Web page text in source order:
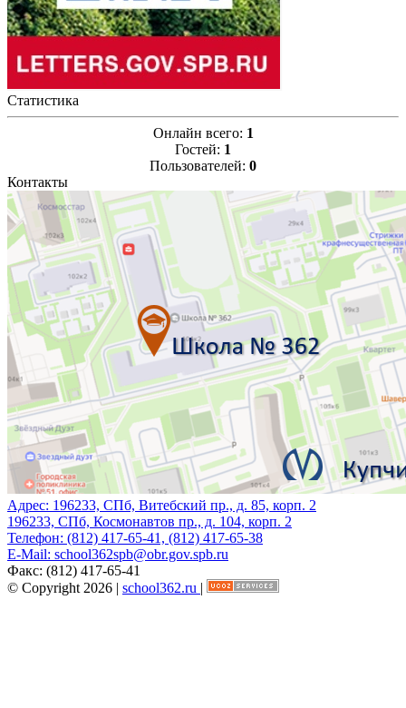
Статистика
Онлайн всего: 1
Гостей: 1
Пользователей: 0
Контакты
Адрес: 196233, СПб, Витебский пр., д. 85, корп. 2
196233, СПб, Космонавтов пр., д. 104, корп. 2
Телефон: (812) 417-65-41, (812) 417-65-38
E-Mail: school362spb@obr.gov.spb.ru
Факс: (812) 417-65-41
© Copyright 2026 | school362.ru |